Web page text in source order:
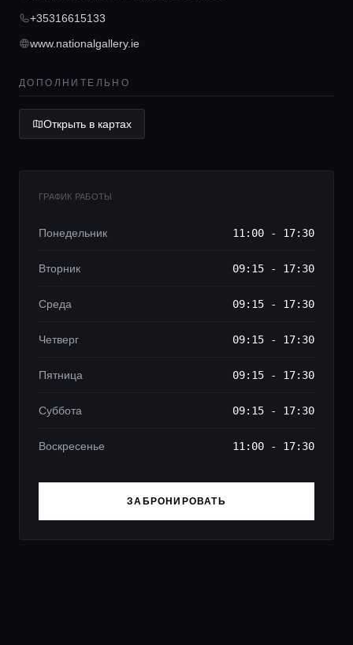
Локации
Гиды
Консьерж сервис
+35316615133
www.nationalgallery.ie
ДОПОЛНИТЕЛЬНО
Открыть в картах
ГРАФИК РАБОТЫ
Понедельник 11:00 - 17:30
Вторник 09:15 - 17:30
Среда 09:15 - 17:30
Четверг 09:15 - 17:30
Пятница 09:15 - 17:30
Суббота 09:15 - 17:30
Воскресенье 11:00 - 17:30
ЗАБРОНИРОВАТЬ